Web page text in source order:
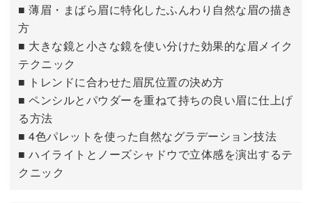
■ 薄眉・まばら眉に特化したふんわり自然な眉の描き
方
■ 大きな鏡と小さな鏡を使い分けた効果的な眉メイク
テクニック
■ トレンドに合わせた眉尻位置の決め方
■ ペンシルとパウダーを重ねて持ちの良い眉に仕上げ
る方法
■ 4色パレットを使った自然なグラデーション技法
■ ハイライトとノーズシャドウで立体感を演出するテ
クニック